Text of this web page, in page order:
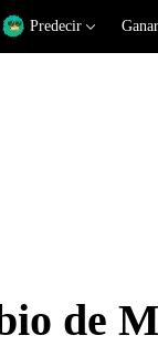
Predecir Ganar
de